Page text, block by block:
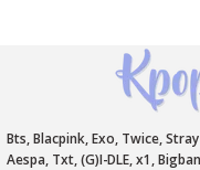
Bts, Blacpink, Exo, Twice,
Aespa, Txt, (G)I-DLE, x1,